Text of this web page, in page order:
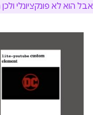
אבל הוא לא פונקציונלי